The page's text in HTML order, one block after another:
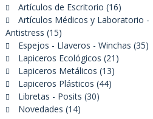
Artículos de Escritorio 1616
productos
Artículos Médicos y Laboratorio -
Antistress 1515
productos
Espejos - Llaveros - Winchas 3535
Lapiceros Ecológicos 21 21
Lapiceros Metálicos 1313
Lapiceros Plásticos 4444
Libretas - Posits 3030
Novedades 1414